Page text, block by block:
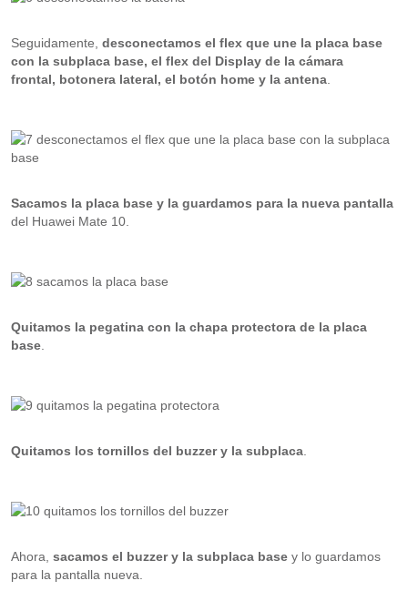
Seguidamente, desconectamos el flex que une la placa base
con la subplaca base, el flex del Display de la cámara
frontal, botonera lateral, el botón home y la antena.
Sacamos la placa base y la guardamos para la nueva pantalla
del Huawei Mate 10.
Quitamos la pegatina con la chapa protectora de la placa
base.
Quitamos los tornillos del buzzer y la subplaca.
Ahora, sacamos el buzzer y la subplaca basey lo guardamos
para la pantalla nueva.